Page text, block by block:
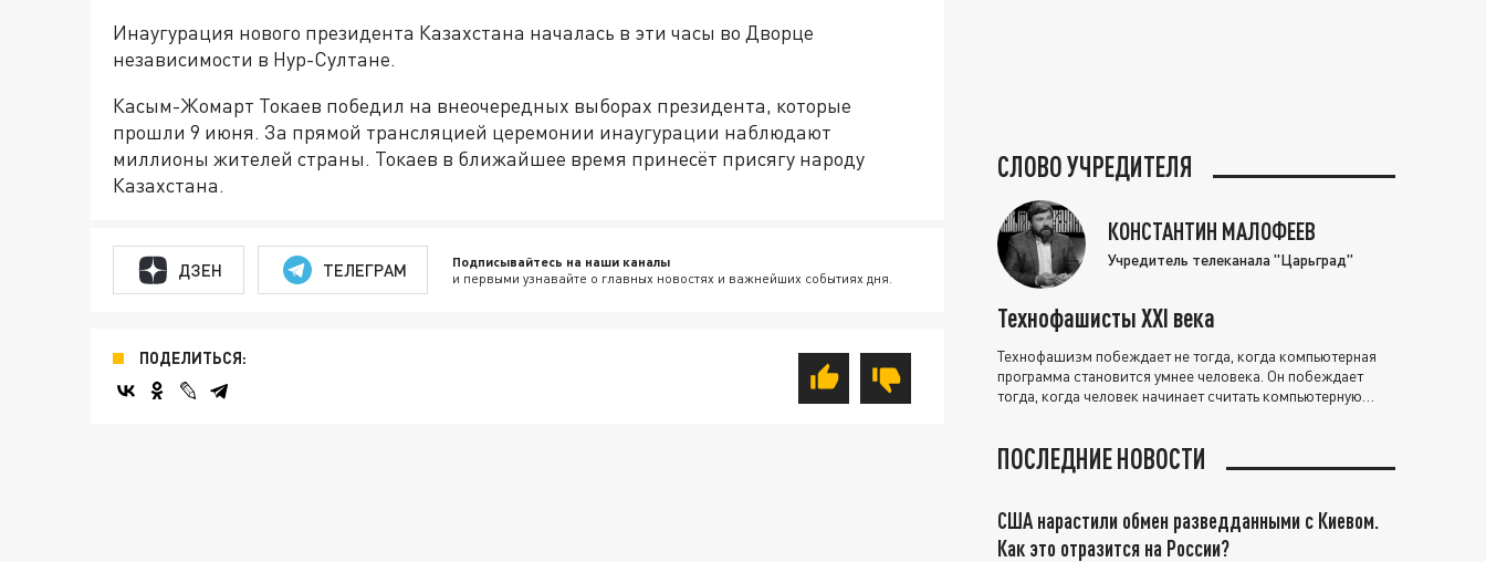
Инаугурация нового президента Казахстана началась в эти часы во Дворце
независимости в Нур-Султане.
Касым-Жомарт Токаев победил на внеочередных выборах президента, которые
прошли 9 июня. За прямой трансляцией церемонии инаугурации наблюдают
миллионы жителей страны. Токаев в ближайшее время принесёт присягу народу
Казахстана.
ДЗЕН ТЕЛЕГРАМ Подписывайтесь на наши каналы
и первыми узнавайте о главных новостях и важнейших событиях дня.
ПОДЕЛИТЬСЯ:
СЛОВО УЧРЕДИТЕЛЯ
КОНСТАНТИН МАЛОФЕЕВ
Учредитель телеканала "Царьград"
Технофашисты XXI века
Технофашизм побеждает не тогда, когда компьютерная
программа становится умнее человека. Он побеждает
тогда, когда человек начинает считать компьютерную
ПОСЛЕДНИЕ НОВОСТИ
США нарастили обмен разведданными с Киевом.
Как это отразится на России?